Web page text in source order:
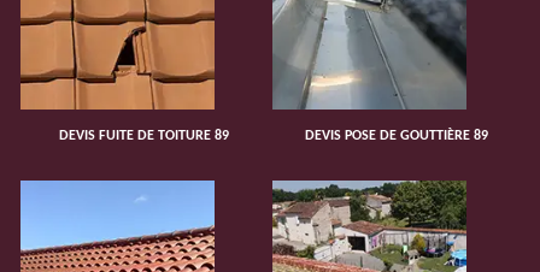
DEVIS FUITE DE TOITURE 89 DEVIS POSE DE GOUTTIÈRE 89